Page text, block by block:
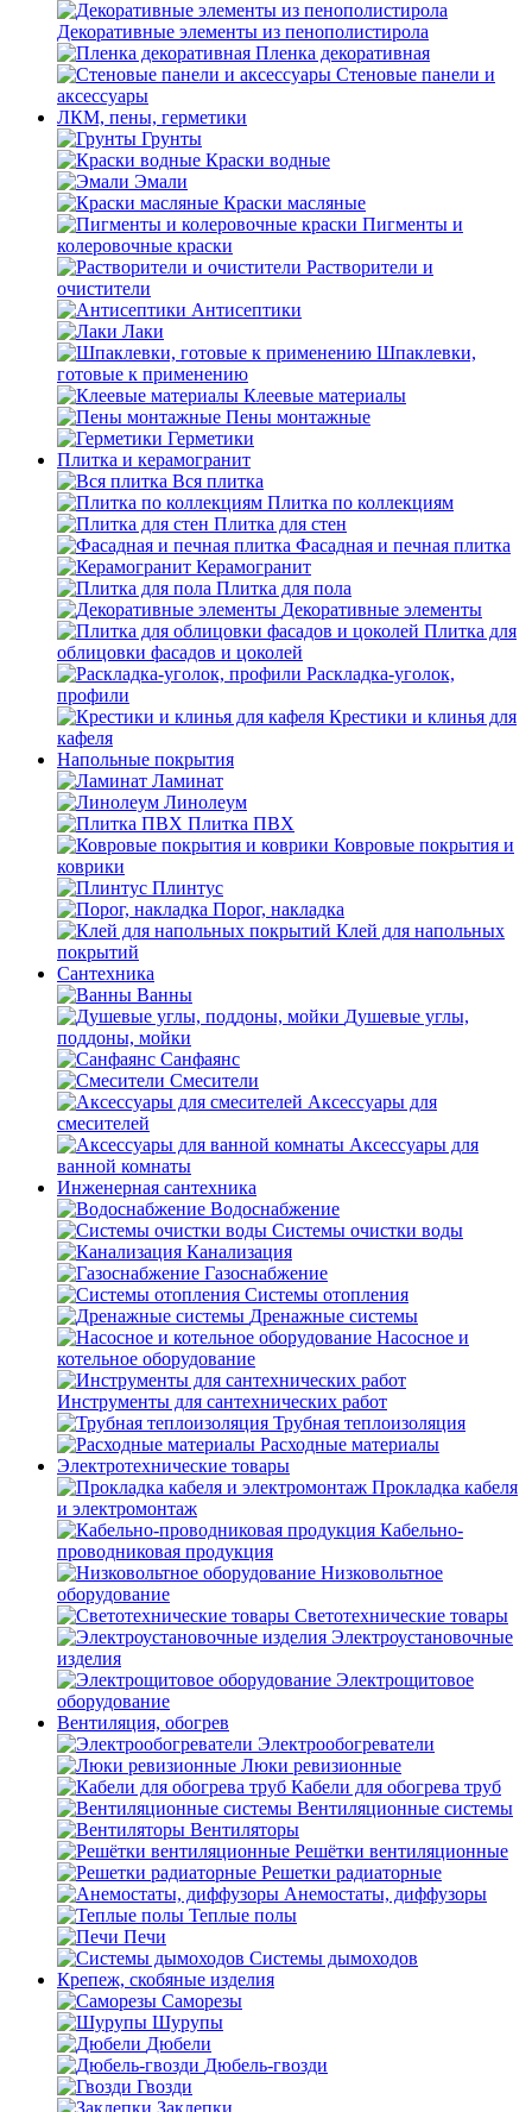
Декоративные элементы из пенополистирола
Пленка декоративная
Стеновые панели и
аксессуары
ЛКМ, пены, герметики
Грунты
Краски водные
Эмали
Краски масляные
Пигменты и
колеровочные краски
Растворители и
очистители
Антисептики
Лаки
Шпаклевки,
готовые к применению
Клеевые материалы
Пены монтажные
Герметики
Плитка и керамогранит
Вся плитка
Плитка по коллекциям
Плитка для стен
Фасадная и печная плитка
Керамогранит
Плитка для пола
Декоративные элементы
Плитка для
облицовки фасадов и цоколей
Раскладка-уголок,
профили
Крестики и клинья для
кафеля
Напольные покрытия
Ламинат
Линолеум
Плитка ПВХ
Ковровые покрытия и
коврики
Плинтус
Порог, накладка
Клей для напольных
покрытий
Сантехника
Ванны
Душевые углы,
поддоны, мойки
Санфаянс
Смесители
Аксессуары для
смесителей
Аксессуары для
ванной комнаты
Инженерная сантехника
Водоснабжение
Системы очистки воды
Канализация
Газоснабжение
Системы отопления
Дренажные системы
Насосное и
котельное оборудование
Инструменты для сантехнических работ
Трубная теплоизоляция
Расходные материалы
Электротехнические товары
Прокладка кабеля
и электромонтаж
Кабельно-
проводниковая продукция
Низковольтное
оборудование
Светотехнические товары
Электроустановочные
изделия
Электрощитовое
оборудование
Вентиляция, обогрев
Электрообогреватели
Люки ревизионные
Кабели для обогрева труб
Вентиляционные системы
Вентиляторы
Решётки вентиляционные
Решетки радиаторные
Анемостаты, диффузоры
Теплые полы
Печи
Системы дымоходов
Крепеж, скобяные изделия
Саморезы
Шурупы
Дюбели
Дюбель-гвозди
Гвозди
Заклепки